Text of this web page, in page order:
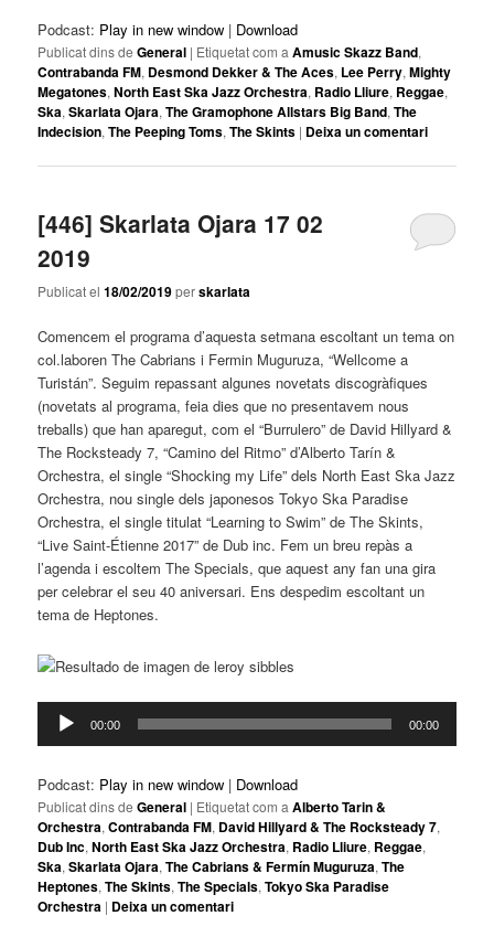
Podcast: Play in new window | Download
Publicat dins de General | Etiquetat com aAmusic Skazz Band,
Contrabanda FM, Desmond Dekker & The Aces, Lee Perry,Mighty
Megatones,North East Ska Jazz Orchestra, Radio Lliure, Reggae,
Ska,Skarlata Ojara,The Gramophone Allstars Big Band,The
Indecision,The Peeping Toms,The Skints | Deixa un comentari
[446] Skarlata Ojara 17 02
2019
Publicat el18/02/2019perskarlata
Comencem el programa d’aquesta setmana escoltant un tema on
col.laboren The Cabrians i Fermin Muguruza, “Wellcome a
Turistán”. Seguim repassant algunes novetats discogràfiques
(novetats al programa, feia dies que no presentavem nous
treballs) que han aparegut, com el “Burrulero” de David Hillyard &
The Rocksteady 7, “Camino del Ritmo” d’Alberto Tarín &
Orchestra, el single “Shocking my Life” dels North East Ska Jazz
Orchestra, nou single dels japonesos Tokyo Ska Paradise
Orchestra, el single titulat “Learning to Swim” de The Skints,
“Live Saint-Étienne 2017” de Dub inc. Fem un breu repàs a
l’agenda i escoltem The Specials, que aquest any fan una gira
per celebrar el seu 40 aniversari. Ens despedim escoltant un
tema de Heptones.
Reproductor
d'àudio
00:00 00:00
Podcast: Play in new window | Download
Publicat dins de General | Etiquetat com a Alberto Tarin &
Orchestra,Contrabanda FM, David Hillyard & The Rocksteady 7,
Dub Inc,North East Ska Jazz Orchestra, Radio Lliure, Reggae,
Ska,Skarlata Ojara,The Cabrians & Fermín Muguruza,The
Heptones,The Skints,The Specials,Tokyo Ska Paradise
Orchestra | Deixa un comentari